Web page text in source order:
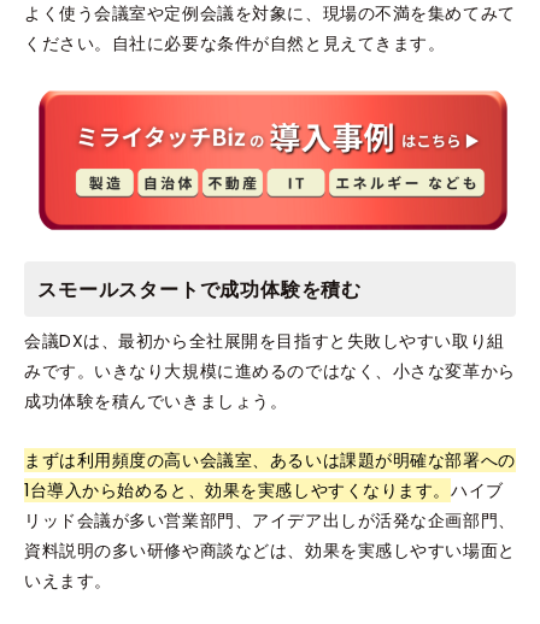
よく使う会議室や定例会議を対象に、現場の不満を集めてみて
ください。自社に必要な条件が自然と見えてきます。
スモールスタートで成功体験を積む
会議DXは、最初から全社展開を目指すと失敗しやすい取り組
みです。いきなり大規模に進めるのではなく、小さな変革から
成功体験を積んでいきましょう。
まずは利用頻度の高い会議室、あるいは課題が明確な部署への
1台導入から始めると、効果を実感しやすくなります。 ハイブ
リッド会議が多い営業部門、アイデア出しが活発な企画部門、
資料説明の多い研修や商談などは、効果を実感しやすい場面と
いえます。